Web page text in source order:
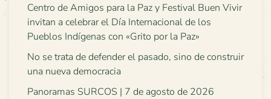
Centro de Amigos para la Paz y Festival Buen Vivir
invitan a celebrar el Día Internacional de los
Pueblos Indígenas con «Grito por la Paz»
No se trata de defender el pasado, sino de construir
una nueva democracia
Panoramas SURCOS | 7 de agosto de 2026